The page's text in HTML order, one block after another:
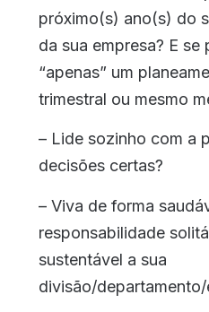
próximo(s) ano(s) do
da sua empresa? E se
“apenas” um
trimestral ou mesmo
– Lide sozinho com a
decisões certas?
– Viva de forma
responsabilidade
sustentável a sua
divisão/departamento/